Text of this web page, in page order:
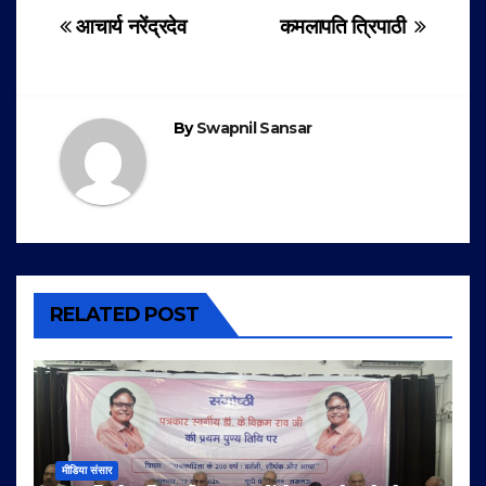
Post
कमलापति त्रिपाठी
आचार्य नरेंद्रदेव
BySwapnil Sansar
RELATED POST
मीडिया संसार